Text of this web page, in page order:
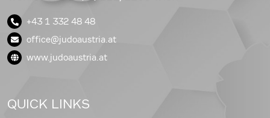
+43 1 332 48 48
office@judoaustria.at
www.judoaustria.at
QUICK LINKS